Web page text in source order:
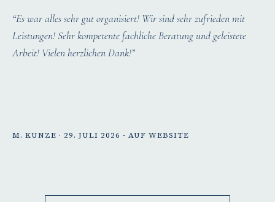
“Es war alles sehr gut organisiert! Wir sind sehr zufrieden mit
Leistungen! Sehr kompetente fachliche Beratung und geleistete
Arbeit! Vielen herzlichen Dank!”
M. KUNZE · 29. JULI 2026 - AUF WEBSITE